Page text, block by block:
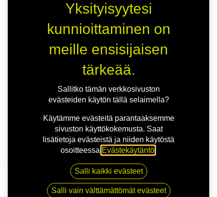
165/70R14 85T TOYO SNOWPROX S943 XL
Yksityisyytesi
kunnioittaminen on
meille ensisijaisen
tärkeää.
Sallitko tämän verkkosivuston
evästeiden käytön tällä selaimella?
Käytämme evästeitä parantaaksemme
sivuston käyttökokemusta. Saat
lisätietoja evästeistä ja niiden käytöstä
osoitteessa Evästekäytäntö
Salli kaikki evästeet
Salli vain välttämättömät evästeet